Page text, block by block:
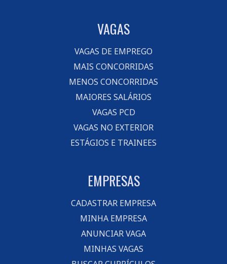
VAGAS
VAGAS DE EMPREGO
MAIS CONCORRIDAS
MENOS CONCORRIDAS
MAIORES SALÁRIOS
VAGAS PCD
VAGAS NO EXTERIOR
ESTÁGIOS E TRAINEES
EMPRESAS
CADASTRAR EMPRESA
MINHA EMPRESA
ANUNCIAR VAGA
MINHAS VAGAS